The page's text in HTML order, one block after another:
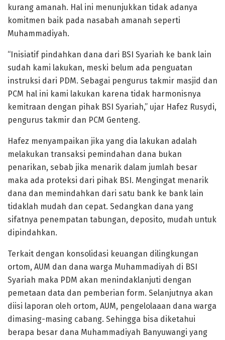
kurang amanah. Hal ini menunjukkan tidak adanya
komitmen baik pada nasabah amanah seperti
Muhammadiyah.
“Inisiatif pindahkan dana dari BSI Syariah ke bank lain
sudah kami lakukan, meski belum ada penguatan
instruksi dari PDM. Sebagai pengurus takmir masjid dan
PCM hal ini kami lakukan karena tidak harmonisnya
kemitraan dengan pihak BSI Syariah,” ujar Hafez Rusydi,
pengurus takmir dan PCM Genteng.
Hafez menyampaikan jika yang dia lakukan adalah
melakukan transaksi pemindahan dana bukan
penarikan, sebab jika menarik dalam jumlah besar
maka ada proteksi dari pihak BSI. Mengingat menarik
dana dan memindahkan dari satu bank ke bank lain
tidaklah mudah dan cepat. Sedangkan dana yang
sifatnya penempatan tabungan, deposito, mudah untuk
dipindahkan.
Terkait dengan konsolidasi keuangan dilingkungan
ortom, AUM dan dana warga Muhammadiyah di BSI
Syariah maka PDM akan menindaklanjuti dengan
pemetaan data dan pemberian form. Selanjutnya akan
diisi laporan oleh ortom, AUM, pengelolaaan dana warga
dimasing-masing cabang. Sehingga bisa diketahui
berapa besar dana Muhammadiyah Banyuwangi yang